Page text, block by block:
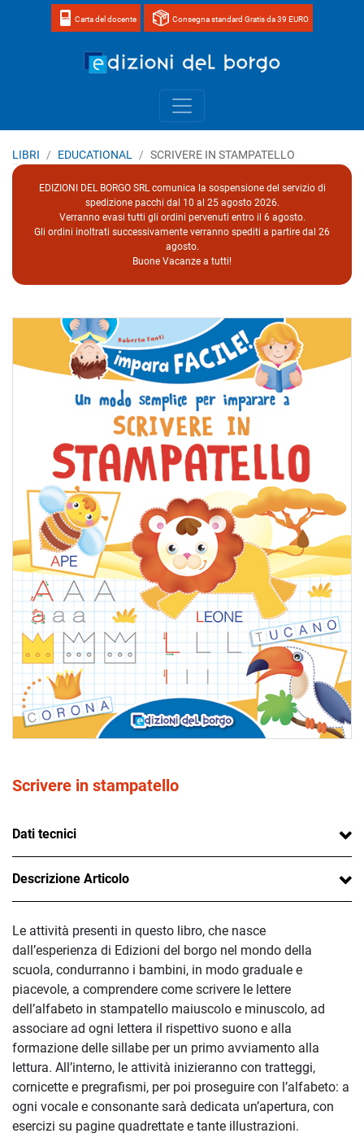
Carta del docente Consegna standard Gratis da 39 EURO
LIBRI EDUCATIONAL SCRIVERE IN STAMPATELLO
EDIZIONI DEL BORGO SRL comunica la sospensione del servizio di
spedizione pacchi dal 10 al 25 agosto 2026.
Verranno evasi tutti gli ordini pervenuti entro il 6 agosto.
Gli ordini inoltrati successivamente verranno spediti a partire dal 26
agosto.
Buone Vacanze a tutti!
Scrivere in stampatello
Dati tecnici
Descrizione Articolo
Le attività presenti in questo libro, che nasce
dall’esperienza di Edizioni del borgo nel mondo della
scuola, condurranno i bambini, in modo graduale e
piacevole, a comprendere come scrivere le lettere
dell’alfabeto in stampatello maiuscolo e minuscolo, ad
associare ad ogni lettera il rispettivo suono e alla
formazione delle sillabe per un primo avviamento alla
lettura. All’interno, le attività inizieranno con tratteggi,
cornicette e pregrafismi, per poi proseguire con l’alfabeto: a
ogni vocale e consonante sarà dedicata un’apertura, con
esercizi su pagine quadrettate e tante illustrazioni.